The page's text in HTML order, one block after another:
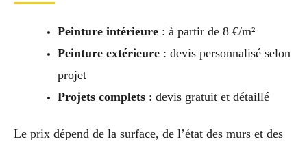
Peinture intérieure: à partir de 8 €/m²
Peinture extérieure: devis personnalisé selon
projet
Projets complets: devis gratuit et détaillé
Le prix dépend de la surface, de l’état des murs et des